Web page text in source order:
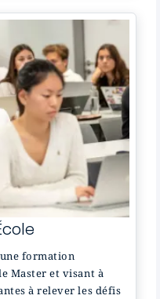
formation
Master et visant à
à relever les défis